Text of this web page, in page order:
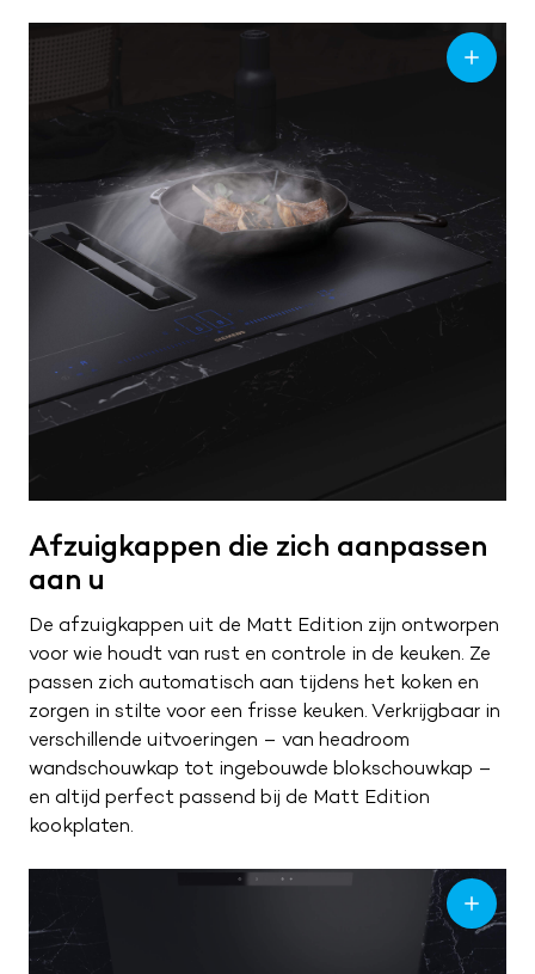
Afzuigkappen die zich aanpassen
aan u
De afzuigkappen uit de Matt Edition zijn ontworpen
voor wie houdt van rust en controle in de keuken. Ze
passen zich automatisch aan tijdens het koken en
zorgen in stilte voor een frisse keuken. Verkrijgbaar in
verschillende uitvoeringen – van headroom
wandschouwkap tot ingebouwde blokschouwkap –
en altijd perfect passend bij de Matt Edition
kookplaten.